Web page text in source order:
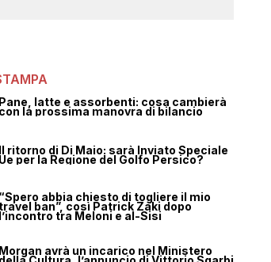
Pane, latte e assorbenti: cosa cambierà
con la prossima manovra di bilancio
Il ritorno di Di Maio: sarà Inviato Speciale
Ue per la Regione del Golfo Persico?
“Spero abbia chiesto di togliere il mio
travel ban”, così Patrick Zaki dopo
l’incontro tra Meloni e al-Sisi
Morgan avrà un incarico nel Ministero